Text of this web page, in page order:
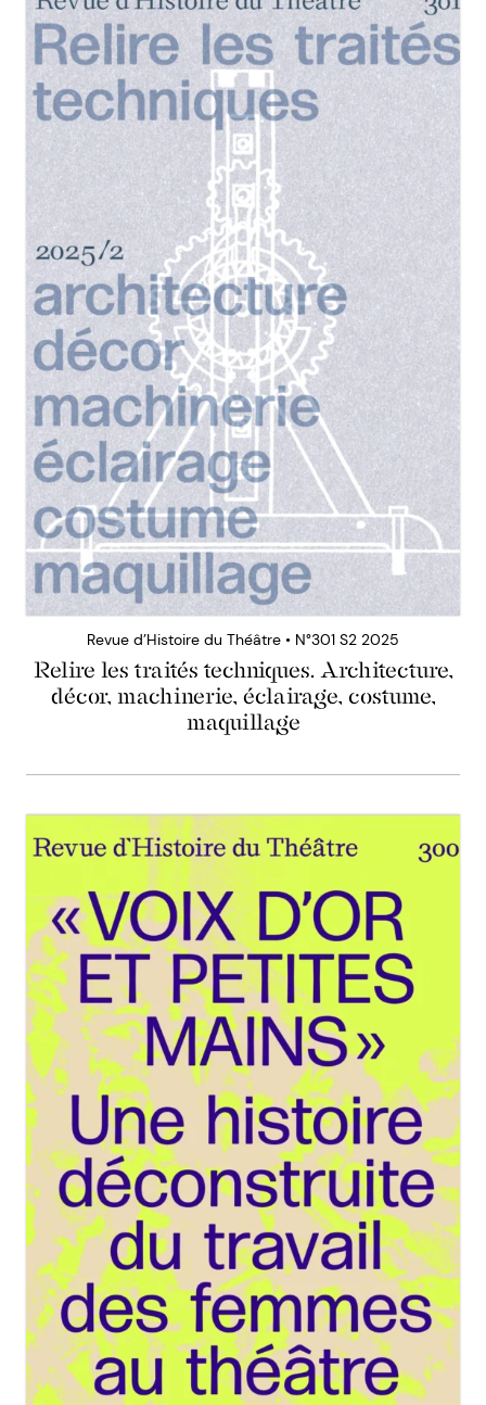
Revue d’Histoire du Théâtre • N°301 S2 2025
Relire les traités techniques. Architecture,
décor, machinerie, éclairage, costume,
maquillage